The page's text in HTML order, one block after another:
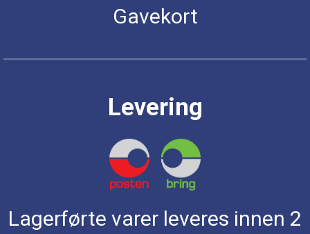
Gavekort
Levering
Lagerførte varer leveres innen 2